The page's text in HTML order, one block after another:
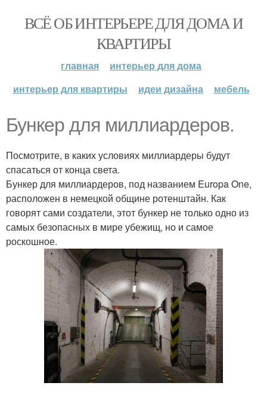
ВСЁ ОБ ИНТЕРЬЕРЕ ДЛЯ ДОМА И
КВАРТИРЫ
главная
интерьер для дома
интерьер для квартиры
идеи дизайна мебель
Бункер для миллиардеров.
Посмотрите, в каких условиях миллиардеры будут
спасаться от конца света.
Бункер для миллиардеров, под названием Europa One,
расположен в немецкой общине ротенштайн. Как
говорят сами создатели, этот бункер не только одно из
самых безопасных в мире убежищ, но и самое
роскошное.